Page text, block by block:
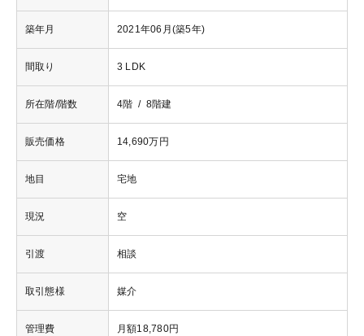
築年月 2021年06月(築5年)
間取り 3 LDK
所在階/階数 4階 / 8階建
販売価格 14,690万円
地目 宅地
現況 空
引渡 相談
取引態様 媒介
管理費 月額18,780円